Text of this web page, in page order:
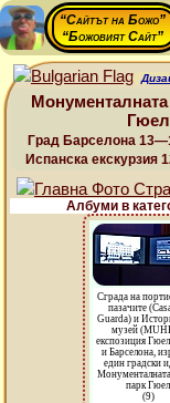
“Сайтът на Божо”
“Божовият Сайт”
Гюел
Град Барселона
Испанска екскурзия
Албуми в
Сграда на
пазачите
Guarda) и
музей
експозиция
и Барселона,
един градски
парк Гюел
(9)